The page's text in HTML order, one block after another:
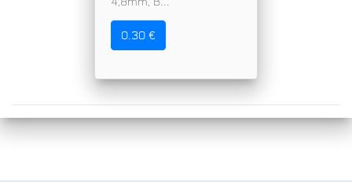
0.30 €